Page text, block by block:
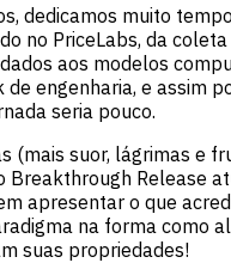
dedicamos muito
no PriceLabs, da coleta
aos modelos
engenharia, e assim
seria pouco.
(mais suor, lágrimas e
Breakthrough Release
apresentar o que
na forma como
suas propriedades!